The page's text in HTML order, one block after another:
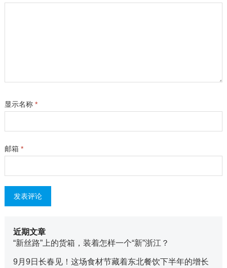
显示名称 *
邮箱 *
近期文章
“新丝路”上的货箱，装着怎样一个“新”浙江？
9月9日长春见！这场食材节藏着东北餐饮下半年的增长